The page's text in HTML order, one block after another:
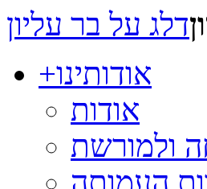
דלג על בר עליון
+אודותינו
אודות
ולמורשת